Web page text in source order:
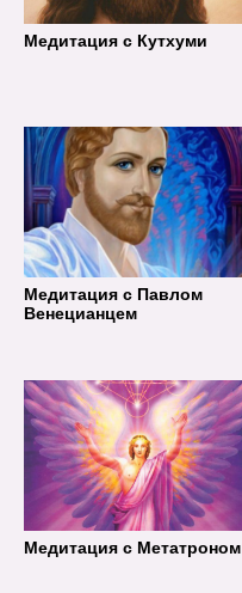
Медитация с Кутхуми
Медитация с Павлом
Венецианцем
Медитация с Метатроном